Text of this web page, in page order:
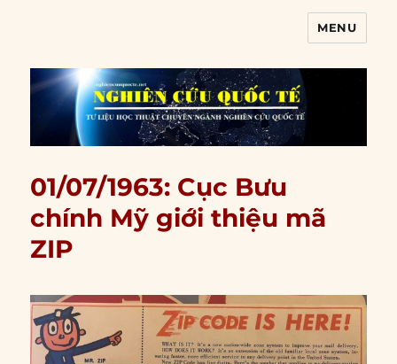
MENU
01/07/1963: Cục Bưu
chính Mỹ giới thiệu mã
ZIP